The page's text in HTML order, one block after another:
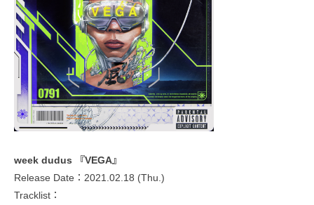
week dudus 『VEGA』
Release Date：2021.02.18 (Thu.)
Tracklist：